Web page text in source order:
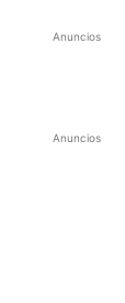
Anuncios
Anuncios